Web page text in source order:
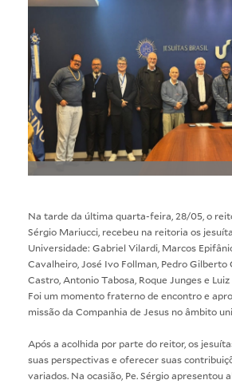
Na tarde da última quarta-feira, 28/05, o
Sérgio Mariucci, recebeu na reitoria os
Universidade: Gabriel Vilardi, Marcos
Cavalheiro, José Ivo Follman, Pedro Gilberto
Castro, Antonio Tabosa, Roque Junges e
Foi um momento fraterno de encontro e
missão da Companhia de Jesus no âmbito
Após a acolhida por parte do reitor, os
suas perspectivas e oferecer suas
variados. Na ocasião, Pe. Sérgio apresentou